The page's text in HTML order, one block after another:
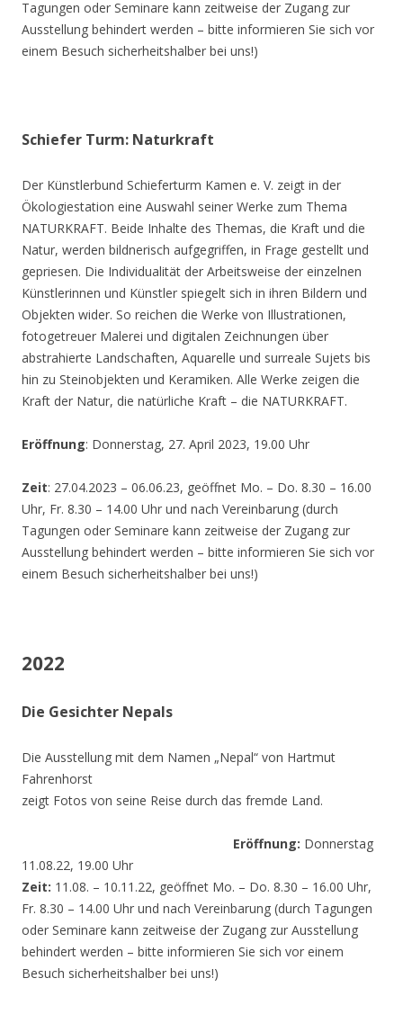
Tagungen oder Seminare kann zeitweise der Zugang zur
Ausstellung behindert werden – bitte informieren Sie sich vor
einem Besuch sicherheitshalber bei uns!)
Schiefer Turm: Naturkraft
Der Künstlerbund Schieferturm Kamen e. V. zeigt in der
Ökologiestation eine Auswahl seiner Werke zum Thema
NATURKRAFT. Beide Inhalte des Themas, die Kraft und die
Natur, werden bildnerisch aufgegriffen, in Frage gestellt und
gepriesen. Die Individualität der Arbeitsweise der einzelnen
Künstlerinnen und Künstler spiegelt sich in ihren Bildern und
Objekten wider. So reichen die Werke von Illustrationen,
fotogetreuer Malerei und digitalen Zeichnungen über
abstrahierte Landschaften, Aquarelle und surreale Sujets bis
hin zu Steinobjekten und Keramiken. Alle Werke zeigen die
Kraft der Natur, die natürliche Kraft – die NATURKRAFT.
Eröffnung: Donnerstag, 27. April 2023, 19.00 Uhr
Zeit: 27.04.2023 – 06.06.23, geöffnet Mo. – Do. 8.30 – 16.00
Uhr, Fr. 8.30 – 14.00 Uhr und nach Vereinbarung (durch
Tagungen oder Seminare kann zeitweise der Zugang zur
Ausstellung behindert werden – bitte informieren Sie sich vor
einem Besuch sicherheitshalber bei uns!)
2022
Die Gesichter Nepals
Die Ausstellung mit dem Namen „Nepal“ von Hartmut
Fahrenhorst
zeigt Fotos von seine Reise durch das fremde Land.
Eröffnung: Donnerstag
11.08.22, 19.00 Uhr
Zeit: 11.08. – 10.11.22, geöffnet Mo. – Do. 8.30 – 16.00 Uhr,
Fr. 8.30 – 14.00 Uhr und nach Vereinbarung (durch Tagungen
oder Seminare kann zeitweise der Zugang zur Ausstellung
behindert werden – bitte informieren Sie sich vor einem
Besuch sicherheitshalber bei uns!)